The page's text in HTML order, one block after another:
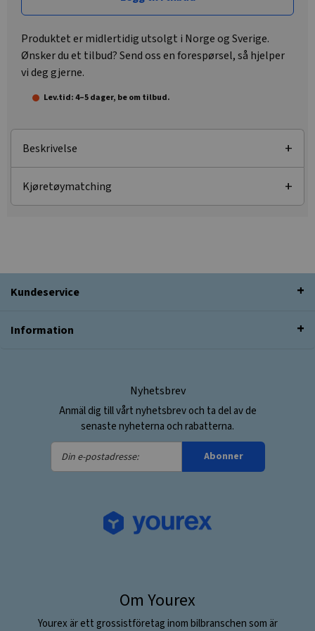
Produktet er midlertidig utsolgt i Norge og Sverige.
Ønsker du et tilbud? Send oss en forespørsel, så hjelper
vi deg gjerne.
Lev.tid: 4–5 dager, be om tilbud.
Beskrivelse
Kjøretøymatching
Kundeservice
Information
Nyhetsbrev
Anmäl dig till vårt nyhetsbrev och ta del av de
senaste nyheterna och rabatterna.
Din
e-
Abonner
Om Yourex
Yourex är ett grossistföretag inom bilbranschen som är